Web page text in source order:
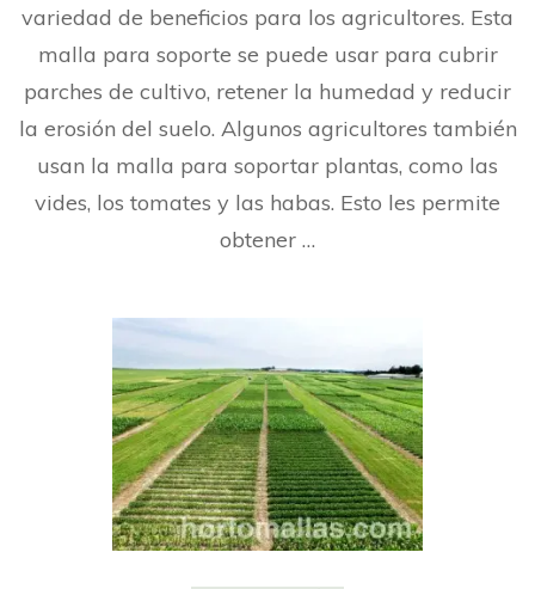
en
la
variedad de beneficios para los agricultores. Esta
malla para soporte se puede usar para cubrir
parches de cultivo, retener la humedad y reducir
la erosión del suelo. Algunos agricultores también
usan la malla para soportar plantas, como las
vides, los tomates y las habas. Esto les permite
obtener …